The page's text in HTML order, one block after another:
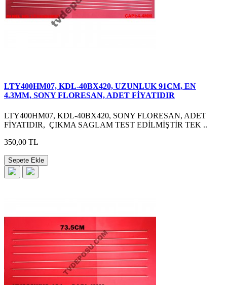
LTY400HM07, KDL-40BX420, UZUNLUK 91CM, EN
4.3MM, SONY FLORESAN, ADET FİYATIDIR
LTY400HM07, KDL-40BX420, SONY FLORESAN, ADET
FİYATIDIR, ÇIKMA SAGLAM TEST EDİLMİŞTİR TEK ..
350,00 TL
Sepete Ekle